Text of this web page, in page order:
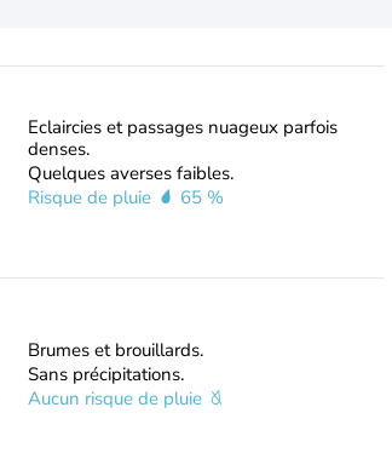
Eclaircies et passages nuageux parfois
denses.
Quelques averses faibles.
Risque de pluie
65 %
Brumes et brouillards.
Sans précipitations.
Aucun risque de pluie